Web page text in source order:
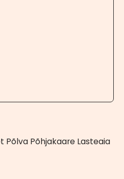
Põlva Põhjakaare Lasteaia